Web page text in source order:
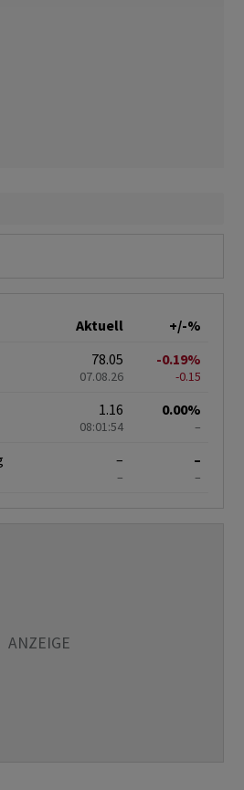
Aktuell
+/-%
78.05
07.08.26
-0.19%
-0.15
1.16
08:01:54
0.00%
–
–
–
–
–